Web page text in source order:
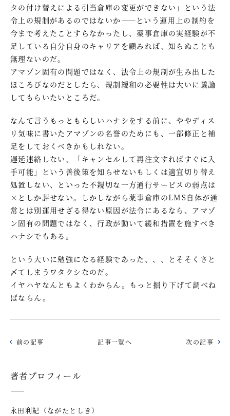
タの付け替えによる引当倉庫の変更ができない」という法
令上の規制があるのではないか――という運用上の制約を
今まで考えたことすらなかったし、薬事倉庫の実経験が不
足している自分自身のキャリアを顧みれば、知らぬことも
無理ないのだ。
アマゾン固有の問題ではなく、法令上の規制が生み出した
ほころびなのだとしたら、規制緩和の必要性は大いに議論
してもらいたいところだ。
なんて言うもっともらしいハナシをする前に、ややディス
リ気味に書いたアマゾンの名誉のためにも、一部修正と補
足をしておくべきかもしれない。
遅延連絡しない、「キャンセルして再注文すればすぐに入
手可能」という善後策を知らせないもしくは適宜切り替え
処置しない、といった不親切な一方通行サービスの弱点は
×としか評せない。しかしながら薬事倉庫のLMS自体が通
常とは別運用せざる得ない原因が法令にあるなら、アマゾ
ン固有の問題ではなく、行政が動いて緩和措置を施すべき
ハナシでもある。
という大いに勉強になる経験であった、、、とそそくさと
〆てしまうワタクシなのだ。
イヤハヤなんともよくわからん。もっと掘り下げて調べね
ばならん。
前の記事 記事一覧へ 次の記事
著者プロフィール
永田利紀（ながたとしき）